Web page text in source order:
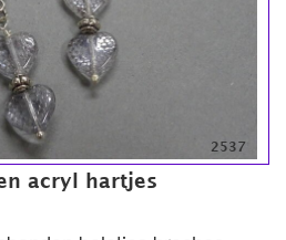
acryl hartjes
2537